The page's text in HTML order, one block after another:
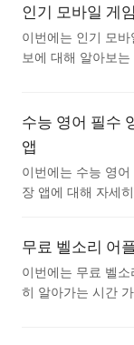
플레이스토어에서
번째로 나오는 어
오디오 성경, 한글
는 구글플레이스토
있는 배란일 계산
라오세요. 1. 여성
레이스토어에서 "
번째로 나오는 어플
- 생리 및 가임기간
설명이니 참고하세
인기 모바일 게
이번에는 인기 모바
보에 대해 알아보
천 순위 TOP10에
~ 1. 인기 모바일
의 시작과 끝을 경
절의 감성을 현대
로 재해석한 게임
은 다양한 클래스와
는 도전과 전투의
의 가장 큰 특징 중
모 전투입니다. 테
수능 영어 필수
앱
이번에는 수능 영
장 앱에 대해 자세
다. 아래는 구글플
영단어어플로 검색
니다. 가장 인기있
무료 벨소리 어
이번에는 무료 벨소
히 알아가는 시간